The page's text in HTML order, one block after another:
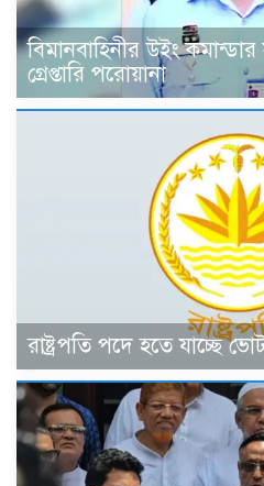
বিমানবাহিনীর উইং
গ্রেপ্তারি পরোয়ানা
রাষ্ট্রপতি পদে হতে যাচ্ছে